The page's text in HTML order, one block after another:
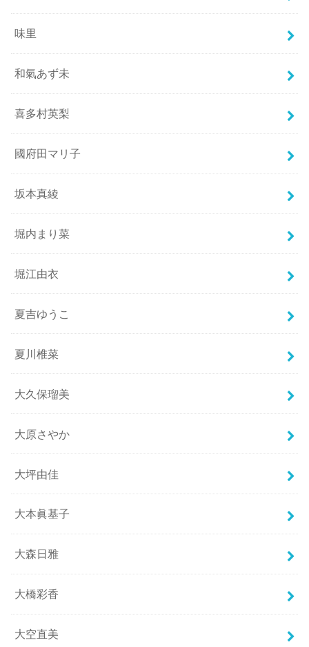
味里
和氣あず未
喜多村英梨
國府田マリ子
坂本真綾
堀内まり菜
堀江由衣
夏吉ゆうこ
夏川椎菜
大久保瑠美
大原さやか
大坪由佳
大本眞基子
大森日雅
大橋彩香
大空直美